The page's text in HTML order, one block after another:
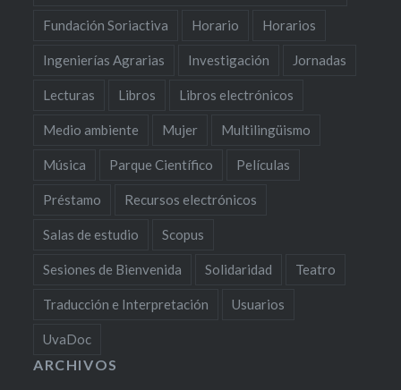
Fundación Soriactiva Horario Horarios
Ingenierías Agrarias Investigación Jornadas
Lecturas Libros Libros electrónicos
Medio ambiente Mujer Multilingüismo
Música Parque Científico Películas
Préstamo Recursos electrónicos
Salas de estudio Scopus
Sesiones de Bienvenida Solidaridad Teatro
Traducción e Interpretación Usuarios
UvaDoc
ARCHIVOS